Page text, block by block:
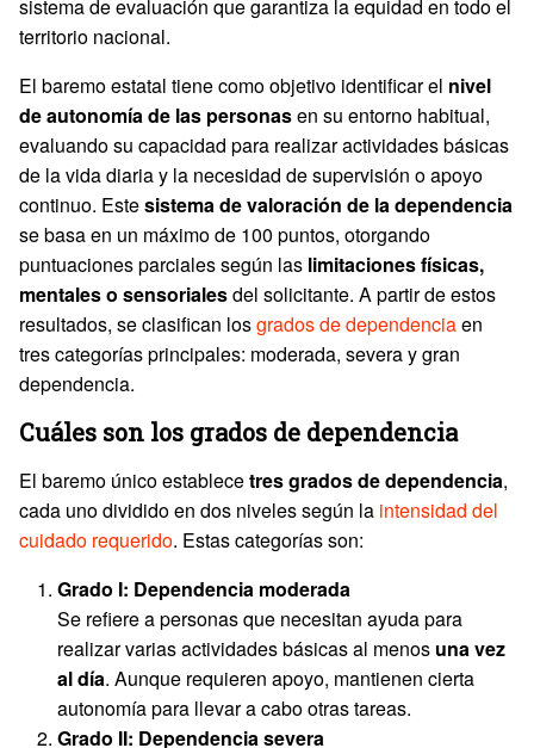
sistema de evaluación que garantiza la equidad en todo el
territorio nacional.
El baremo estatal tiene como objetivo identificar el nivel
de autonomía de las personasen su entorno habitual,
evaluando su capacidad para realizar actividades básicas
de la vida diaria y la necesidad de supervisión o apoyo
continuo. Estesistema de valoración de la dependencia
se basa en un máximo de 100 puntos, otorgando
puntuaciones parciales según las limitaciones físicas,
mentales o sensorialesdel solicitante. A partir de estos
resultados, se clasifican losgrados de dependenciaen
tres categorías principales: moderada, severa y gran
dependencia.
Cuáles son los grados de dependencia
El baremo único establecetres grados de dependencia,
cada uno dividido en dos niveles según la intensidad del
cuidado requerido. Estas categorías son:
Grado I: Dependencia moderada
Se refiere a personas que necesitan ayuda para
realizar varias actividades básicas al menos una vez
al día. Aunque requieren apoyo, mantienen cierta
autonomía para llevar a cabo otras tareas.
Grado II: Dependencia severa